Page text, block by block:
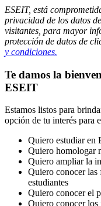
ESEIT, está
privacidad de los datos
visitantes, para mayor
protección de datos de
y condiciones.
Te damos la
ESEIT
Estamos listos para
opción de tu interés para
Quiero estudiar en
Quiero homologar
Quiero ampliar la
Quiero conocer las
estudiantes
Quiero conocer el
Quiero conocer los